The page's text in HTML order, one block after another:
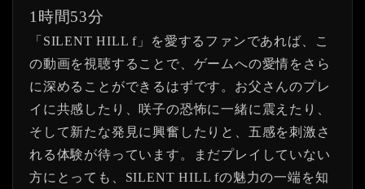
1時間53分
「SILENT HILL f」を愛するファンであれば、こ
の動画を視聴することで、ゲームへの愛情をさら
に深めることができるはずです。お父さんのプレ
イに共感したり、咲子の恐怖に一緒に震えたり、
そして新たな発見に興奮したりと、五感を刺激さ
れる体験が待っています。まだプレイしていない
方にとっても、SILENT HILL fの魅力の一端を知